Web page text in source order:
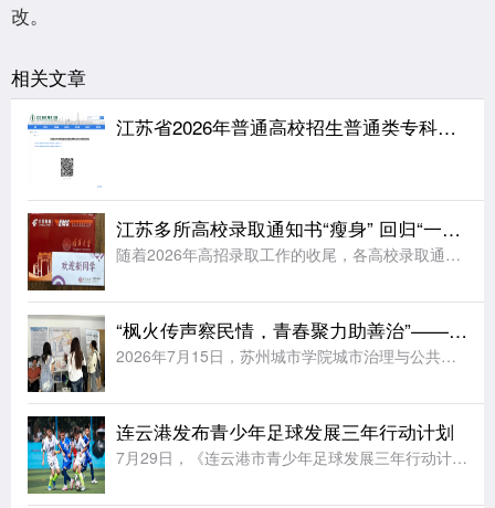
改。
相关文章
江苏省2026年普通高校招生普通类专科批次征求志愿投档线
江苏多所高校录取通知书“瘦身” 回归“一页纸”
随着2026年高招录取工作的收尾，各高校录取通知书开始陆续寄送到考生手中。据《扬子晚报》报道，江苏多所高校今年大幅简化了录取通知书的设计，普遍采用“一页纸”的简约形式，同时在有限的纸面上融入各校特色元
“枫火传声察民情，青春聚力助善治”——苏州城市学院实践团赴福运社区开展走访调研
2026年7月15日，苏州城市学院城市治理与公共事务学院“枫火传声，善治民和”暑期社会实践团前往苏州市姑苏区福运社区党群服务中心走访调研。学院法学专业教师王昊为、辅导员周玲燕随行指导，与实践团成员一同
连云港发布青少年足球发展三年行动计划
7月29日，《连云港市青少年足球发展三年行动计划(2026—2028年)》发布会在连云港市体育中心举行。据《新华日报》报道，未来三年连云港将完善县区“631”(6所小学、3所初中、1所高中)青训布局，